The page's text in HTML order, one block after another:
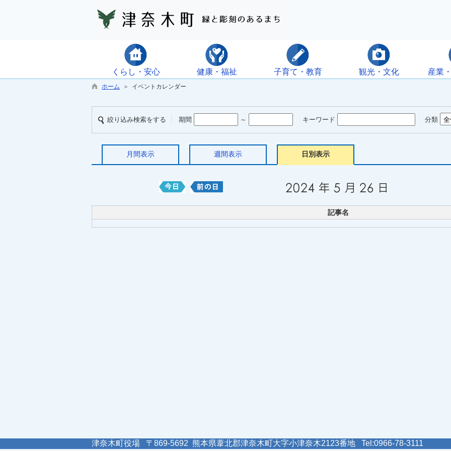
くらし・安心 健康・福祉 子育て・教育 観光・文化 産業
ホーム ＞ イベントカレンダー
絞り込み検索をする 期間 ～ キーワード 分類
月間表示 週間表示 日別表示
記事名
津奈木町役場 〒869-5692 熊本県葦北郡津奈木町大字小津奈木2123番地 Tel:0966-78-3111